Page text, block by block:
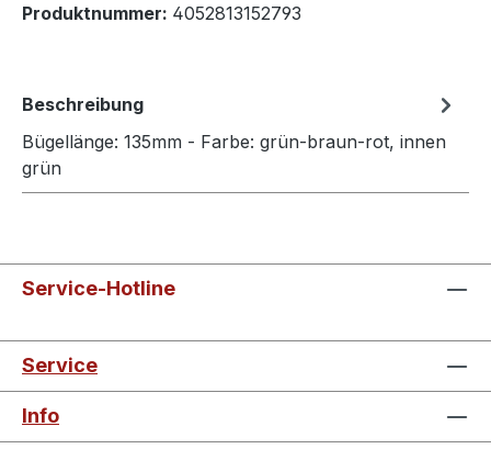
Produktnummer: 4052813152793
Beschreibung
Bügellänge: 135mm - Farbe: grün-braun-rot, innen
grün
Service-Hotline
Service
Info